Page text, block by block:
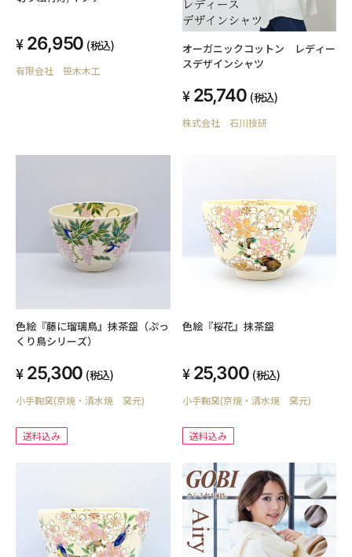
26,950 (税込)
有限会社 笹木木工
オーガニックコットン レディー
スデザインシャツ
25,740 (税込)
株式会社 石川技研
色絵『藤に瑠璃鳥』抹茶盌（ぷっ
くり鳥シリーズ）
25,300 (税込)
小手鞠窯(京焼・清水焼 窯元)
送料込み
色絵『桜花』抹茶盌
25,300 (税込)
小手鞠窯(京焼・清水焼 窯元)
送料込み